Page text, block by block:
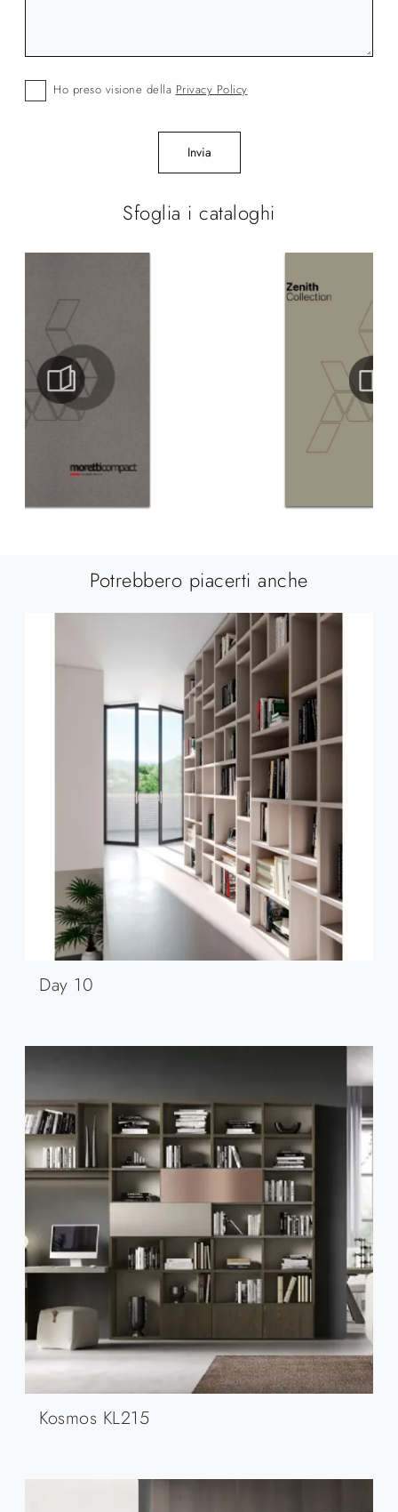
Sfoglia i cataloghi
Ho preso visione della Privacy Policy
Invia
Potrebbero piacerti anche
Day 10
Kosmos KL215